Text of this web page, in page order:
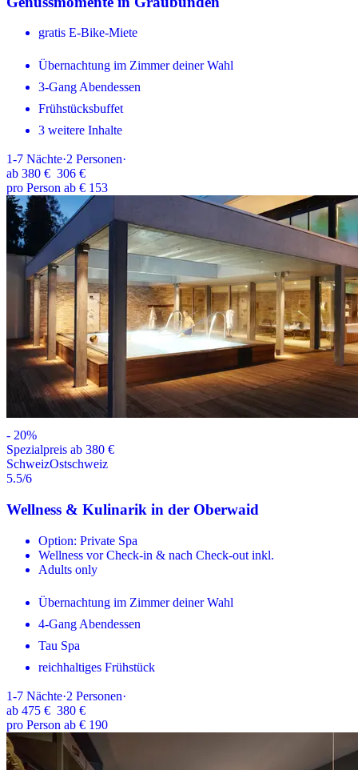
gratis E-Bike-Miete
Übernachtung im Zimmer deiner Wahl
3-Gang Abendessen
Frühstücksbuffet
3 weitere Inhalte
1-7 Nächte·2 Personen·
ab 380 € 306 €
pro Person ab € 153
- 20%
Spezialpreis ab 380 €
SchweizOstschweiz
5.5/6
Wellness & Kulinarik in der Oberwaid
Option: Private Spa
Wellness vor Check-in & nach Check-out inkl.
Adults only
Übernachtung im Zimmer deiner Wahl
4-Gang Abendessen
Tau Spa
reichhaltiges Frühstück
1-7 Nächte·2 Personen·
ab 475 € 380 €
pro Person ab € 190